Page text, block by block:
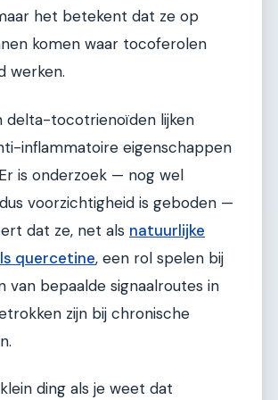
het betekent dat ze op
komen waar tocoferolen
werken.
delta-tocotrienoïden lijken
inflammatoire eigenschappen
is onderzoek — nog wel
voorzichtigheid is geboden —
dat ze, net als natuurlijke
quercetine, een rol spelen bij
van bepaalde signaalroutes in
zijn bij chronische
ding als je weet dat